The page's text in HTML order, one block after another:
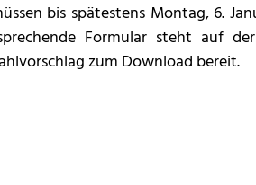
bis spätestens Montag, 6.
Formular steht auf
zum Download bereit.